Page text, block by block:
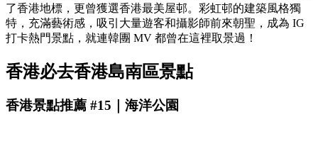
了香港地標，更曾獲選香港最美屋邨。彩虹邨的建築風格獨
特，充滿藝術感，吸引大量遊客和攝影師前來朝聖，成為 IG
打卡熱門景點，就連韓團 MV 都曾在這裡取景過！
香港必去香港島南區景點
香港景點推薦 #15｜海洋公園